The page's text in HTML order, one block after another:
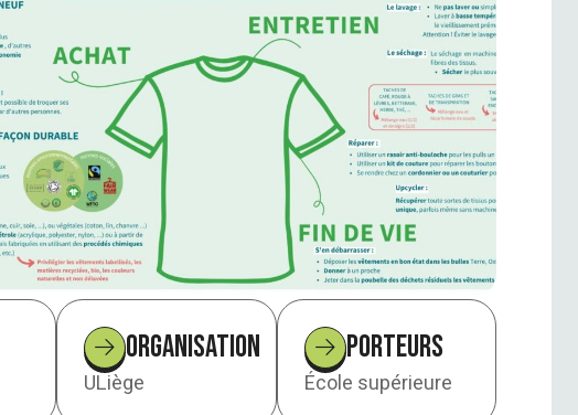
Organisation
ULiège
Porteurs
École supérieure